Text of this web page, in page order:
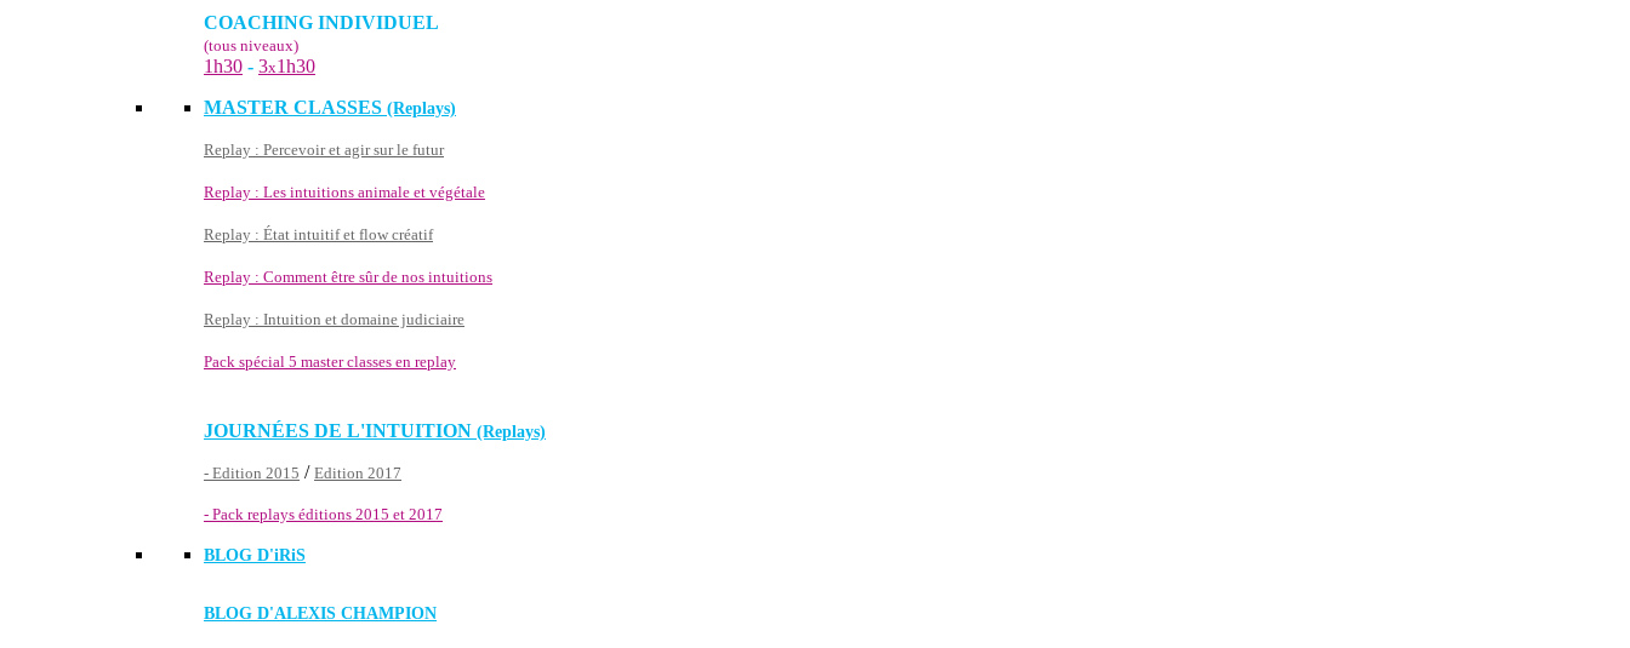
COACHING INDIVIDUEL
(tous niveaux)
1h30 - 3x1h30
MASTER CLASSES (Replays)
Replay : Percevoir et agir sur le futur
Replay : Les intuitions animale et végétale
Replay : État intuitif et flow créatif
Replay : Comment être sûr de nos intuitions
Replay : Intuition et domaine judiciaire
Pack spécial 5 master classes en replay
JOURNÉES DE L'INTUITION (Replays)
- Edition 2015 / Edition 2017
- Pack replays éditions 2015 et 2017
BLOG D'iRiS
BLOG D'ALEXIS CHAMPION